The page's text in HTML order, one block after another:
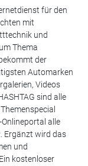
für den
mit
und
Thema
der
Automarken
Videos
sind alle
alle
Ergänzt wird das
und
kostenloser